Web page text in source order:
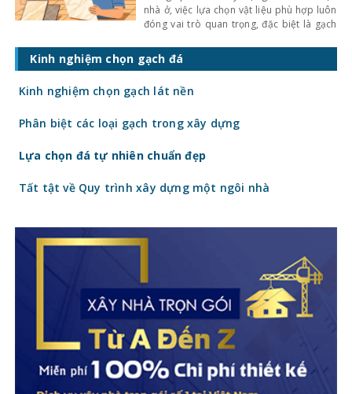
nhà ở, việc lựa chọn vật liệu phù hợp luôn
đóng vai trò quan trọng, đặc biệt là gạch
giá gạch ốp lát hiện nay còn quyết định
trực tiếp đến tổng chi phí công trình. Vậy
Kinh nghiệm chọn gạch đá
Kinh nghiệm chọn gạch lát nền
Phân biệt các loại gạch trong xây dựng
Lựa chọn đá tự nhiên chuẩn đẹp
Tất tật về Quy trình xây dựng một ngôi nhà